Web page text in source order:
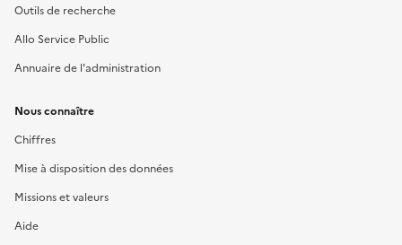
Outils de recherche
Allo Service Public
Annuaire de l'administration
Nous connaître
Chiffres
Mise à disposition des données
Missions et valeurs
Aide